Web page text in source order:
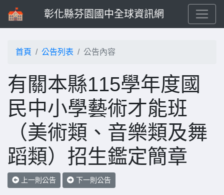
彰化縣芬園國中全球資訊網
首頁 公告列表 公告內容
有關本縣115學年度國
民中小學藝術才能班
（美術類、音樂類及舞
蹈類）招生鑑定簡章
上一則公告 下一則公告